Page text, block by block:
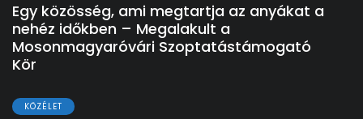
Egy közösség, ami megtartja az anyákat a
nehéz időkben – Megalakult a
Mosonmagyaróvári Szoptatástámogató
Kör
KÖZÉLET